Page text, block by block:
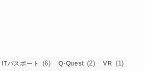
ITパスポート (6) Q-Quest (2) VR (1)